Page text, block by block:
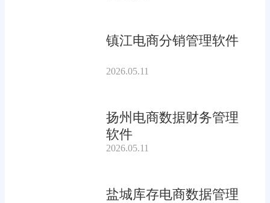
镇江电商分销管理软件
2026.05.11
扬州电商数据财务管理
软件
2026.05.11
盐城库存电商数据管理